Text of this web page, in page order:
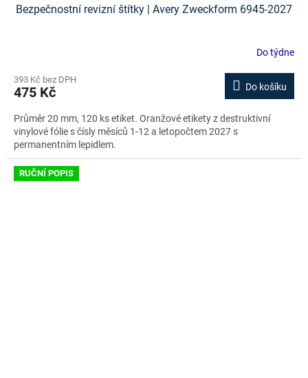
Bezpečnostní revizní štítky | Avery Zweckform 6945-2027
Do týdne
393 Kč bez DPH
475 Kč Do košíku
Průměr 20 mm, 120 ks etiket. Oranžové etikety z destruktivní
vinylové fólie s čísly měsíců 1-12 a letopočtem 2027 s
permanentním lepidlem.
RUČNÍ POPIS